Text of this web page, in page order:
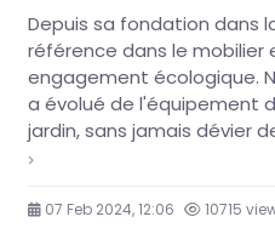
Depuis sa fondation dans
référence dans le
engagement écologique.
a évolué de l'équipement
jardin, sans jamais dévier
07 Feb 2024, 12:06 10715